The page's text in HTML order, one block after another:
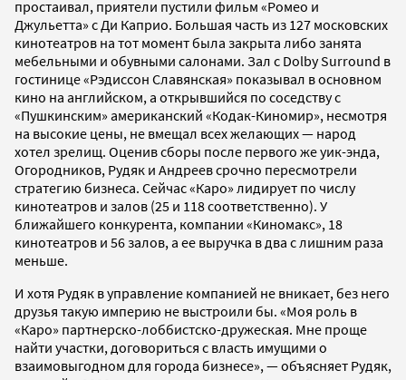
простаивал, приятели пустили фильм «Ромео и
Джульетта» с Ди Каприо. Большая часть из 127 московских
кинотеатров на тот момент была закрыта либо занята
мебельными и обувными салонами. Зал с Dolby Surround в
гостинице «Рэдиссон Славянская» показывал в основном
кино на английском, а открывшийся по соседству с
«Пушкинским» американский «Кодак-Киномир», несмотря
на высокие цены, не вмещал всех желающих — народ
хотел зрелищ. Оценив сборы после первого же уик-энда,
Огородников, Рудяк и Андреев срочно пересмотрели
стратегию бизнеса. Сейчас «Каро» лидирует по числу
кинотеатров и залов (25 и 118 соответственно). У
ближайшего конкурента, компании «Киномакс», 18
кинотеатров и 56 залов, а ее выручка в два с лишним раза
меньше.
И хотя Рудяк в управление компанией не вникает, без него
друзья такую империю не выстроили бы. «Моя роль в
«Каро» партнерско-лоббистско-дружеская. Мне проще
найти участки, договориться с власть имущими о
взаимовыгодном для города бизнесе», — объясняет Рудяк,